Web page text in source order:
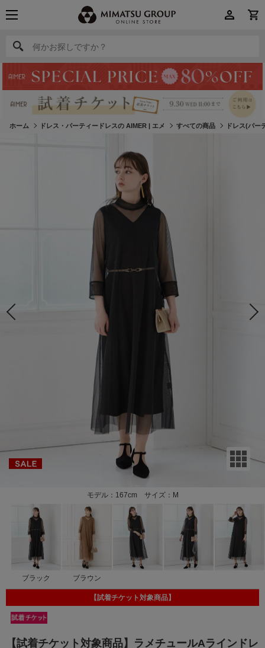
何かお探しですか？
何かお探しですか？
ホーム ドレス・パーティードレスの AIMER | エメ すべての商品 ドレス(パー
モデル：167cm サイズ：M
ブラック ブラウン
【試着チケット対象商品】ラメチュールAラインドレ
【試着チケット対象商品】